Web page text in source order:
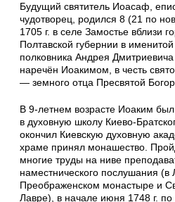
Будущий святитель Иоасаф,
чудотворец, родился 8 (21 по
1705 г. в селе Замостье вблизи
Полтавской губернии в
полковника Андрея
наречён Иоакимом, в честь
— земного отца Пресвятой
В 9-летнем возрасте Иоаким
в духовную школу Киево-
окончил Киевскую духовную
храме принял монашество.
многие труды на ниве
наместнического послушания (в
Преображенском монастыре и
Лавре), в начале июня 1748 г.